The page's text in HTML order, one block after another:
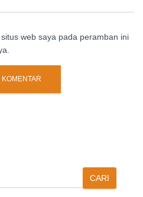
web saya pada peramban ini
CARI